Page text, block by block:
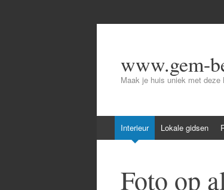
www.gem-
Maak je huis uniek met deze
to
Interieur Lokale gidsen
Foto op